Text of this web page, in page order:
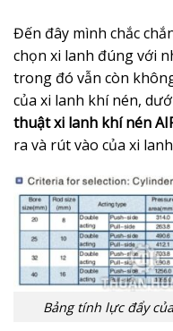
Đến đây mình chắc
chọn xi lanh đúng với
trong đó vẫn còn
của xi lanh khí nén,
thuật xi lanh khí nén
ra và rút vào của xi
Bảng tính lực đẩy